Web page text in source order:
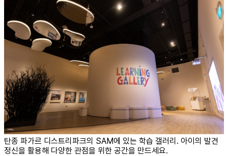
탄종 파가르 디스트리파크의 SAM에 있는 학습 갤러리. 아이의 발견
정신을 활용해 다양한 관점을 위한 공간을 만드세요.